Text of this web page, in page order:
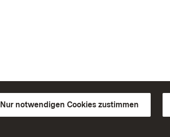
Nur notwendigen Cookies zustimmen